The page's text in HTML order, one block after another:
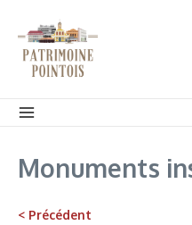
Monuments
< Précédent